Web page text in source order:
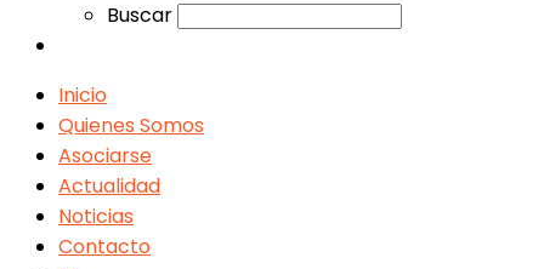
Buscar
Inicio
Quienes Somos
Asociarse
Actualidad
Noticias
Contacto